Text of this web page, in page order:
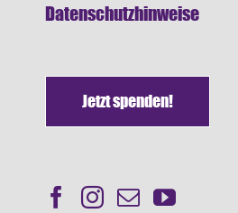
Datenschutzhinweise
Jetzt spenden!